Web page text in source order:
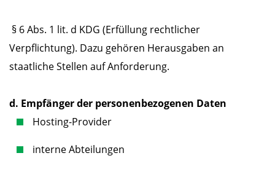
§ 6 Abs. 1 lit. d KDG (Erfüllung rechtlicher
Verpflichtung). Dazu gehören Herausgaben an
staatliche Stellen auf Anforderung.
d. Empfänger der personenbezogenen Daten
Hosting-Provider
interne Abteilungen